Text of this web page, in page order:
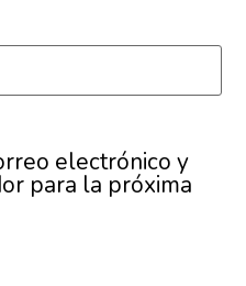
electrónico y
para la próxima